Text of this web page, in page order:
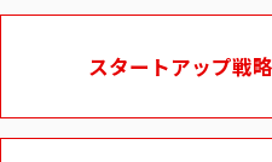
スタートアップ戦